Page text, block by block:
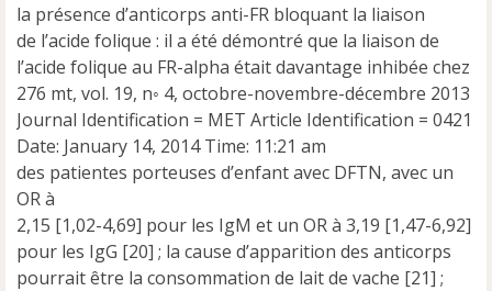
la présence d’anticorps anti-FR bloquant la liaison
de l’acide folique : il a été démontré que la liaison de
l’acide folique au FR-alpha était davantage inhibée chez
276 mt, vol. 19, n◦ 4, octobre-novembre-décembre 2013
Journal Identification = MET Article Identification = 0421
Date: January 14, 2014 Time: 11:21 am
des patientes porteuses d’enfant avec DFTN, avec un
OR à
2,15 [1,02-4,69] pour les IgM et un OR à 3,19 [1,47-6,92]
pour les IgG [20] ; la cause d’apparition des anticorps
pourrait être la consommation de lait de vache [21] ;